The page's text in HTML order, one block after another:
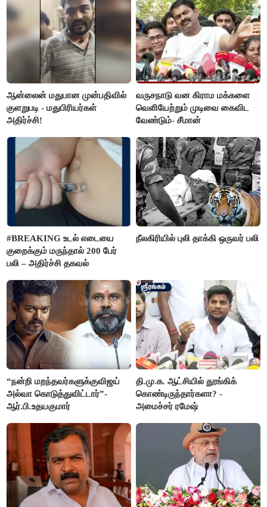
மார்க்கண்டேயன்
ஆன்லைன் மதுபான முன்பதிவில்
குளறுபடி - மதுபிரியர்கள்
அதிர்ச்சி!
வருசநாடு வன கிராம மக்களை
வெளியேற்றும் முடிவை கைவிட
வேண்டும்- சீமான்
#BREAKING உடல் எடையை
குறைக்கும் மருந்தால் 200 பேர்
பலி – அதிர்ச்சி தகவல்
நீலகிரியில் புலி தாக்கி ஒருவர் பலி
“நன்றி மறந்தவர்களுக்குவிஜய்
அல்வா கொடுத்துவிட்டார்”-
ஆர்.பி.உதயகுமார்
தி.மு.க. ஆட்சியில் தூங்கிக்
கொண்டிருந்தார்களா? -
அமைச்சர் ரமேஷ்